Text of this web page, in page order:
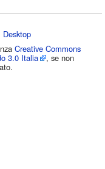
Desktop
Creative Commons
3.0 Italia , se non